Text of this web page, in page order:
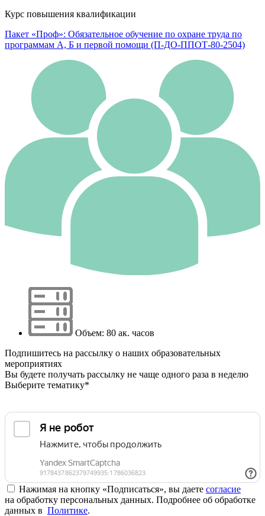
Курс повышения квалификации
Пакет «Проф»: Обязательное обучение по охране труда по
программам А, Б и первой помощи (П-ДО-ППОТ-80-2504)
Объем: 80 ак. часов
Подпишитесь на рассылку о наших образовательных
мероприятиях
Вы будете получать рассылку не чаще одного раза в неделю
Выберите тематику*
Нажимая на кнопку «Подписаться», вы даете согласие
на обработку персональных данных. Подробнее об обработке
данных в Политике.